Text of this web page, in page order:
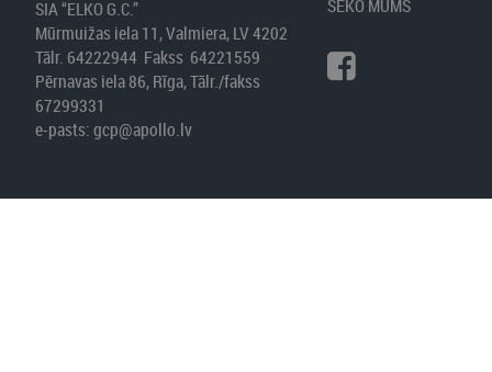
SIA “ELKO G.C.”
Mūrmuižas iela 11, Valmiera, LV 4202
Tālr. 64222944 Fakss 64221559
Pērnavas iela 86, Rīga, Tālr./fakss
67299331
e-pasts:gcp@apollo.lv
SEKO MUMS